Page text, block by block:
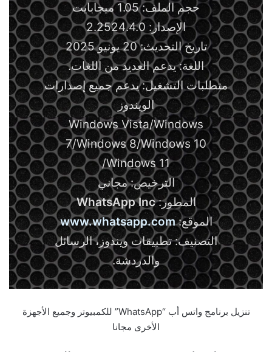
حجم الملف: 1.05 ميجابايت
الإصدار: 2.2524.4.0
تاريخ التحديث: 20 يونيو 2025
اللغة: يدعم العديد من اللغات.
متطلبات التشغيل: يدعم جميع إصدارات
الويندوز
Windows Vista/Windows
7/Windows 8/Windows 10
/Windows 11
الترخيص: مجاني
المطور:WhatsApp Inc
الموقع:www.whatsapp.com
التصنيف: تطبيقات ويندوز، الرسائل
والدردشة.
تنزيل برنامج واتس أب “WhatsApp” للكمبيوتر وجميع الأجهزة
الأخرى مجانا